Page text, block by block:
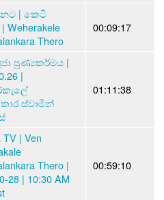
| කෙටි
Weherakele
Thero
00:09:17
පුණ්‍යකර්මය |
|
ස්වාමීන්
01:11:38
TV | Ven
Thero |
28 | 10:30 AM
00:59:10